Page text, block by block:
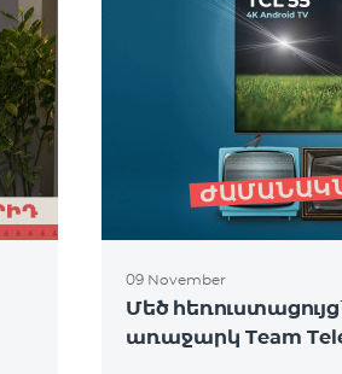
09 November
Մեծ
առաջարկ Team